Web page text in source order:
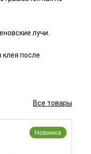
лучи.
клея после
Все товары
Новинка